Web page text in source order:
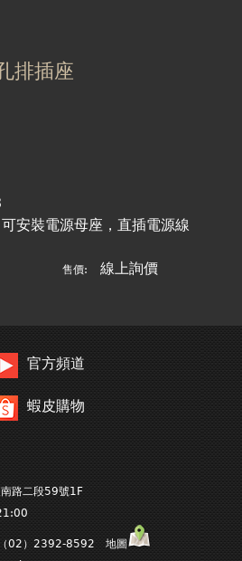
排插座
安裝電源母座，直插電源線
售價: 線上詢價
官方頻道
蝦皮購物
路二段59號1F
~ 21:00
02）2392-8592 地圖